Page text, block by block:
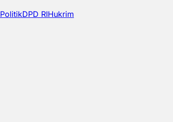
PolitikDPD RIHukrim